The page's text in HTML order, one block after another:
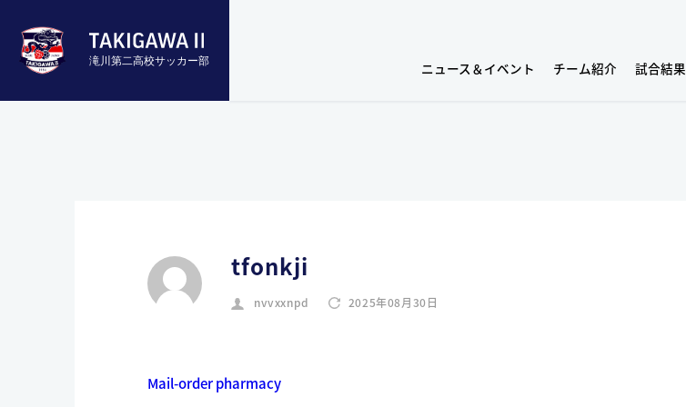
滝川第二高校サッカー部 ニュース＆イベント チーム紹介 試合結果
tfonkji
nvvxxnpd 2025年08月30日
Mail-order pharmacy